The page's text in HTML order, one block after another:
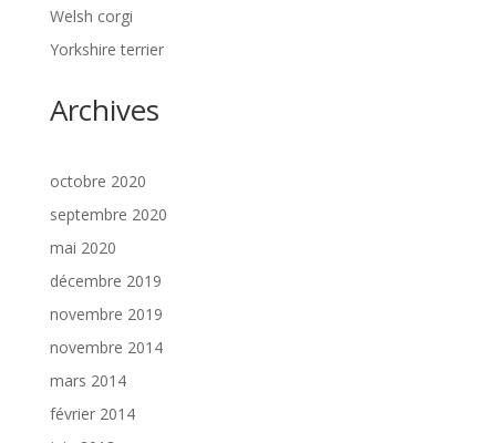
Welsh corgi
Yorkshire terrier
Archives
octobre 2020
septembre 2020
mai 2020
décembre 2019
novembre 2019
novembre 2014
mars 2014
février 2014